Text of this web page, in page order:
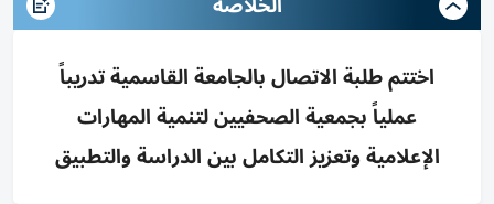
اختتم طلبة الاتصال بالجامعة القاسمية تدريباً
عملياً بجمعية الصحفيين لتنمية المهارات
الإعلامية وتعزيز التكامل بين الدراسة والتطبيق